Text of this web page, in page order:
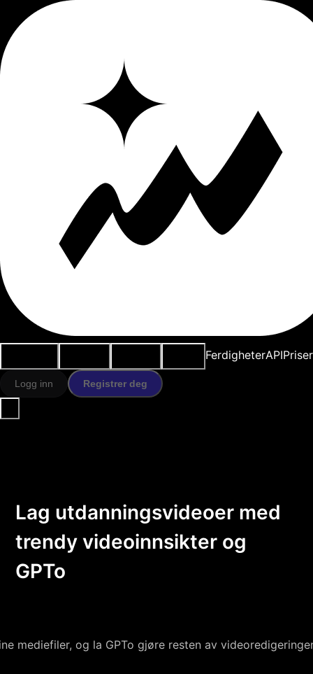
FerdigheterAPIPriser
Logg inn Registrer deg
Lag utdanningsvideoer med
trendy videoinnsikter og
GPTo
mediefiler, og la GPTo gjøre resten av